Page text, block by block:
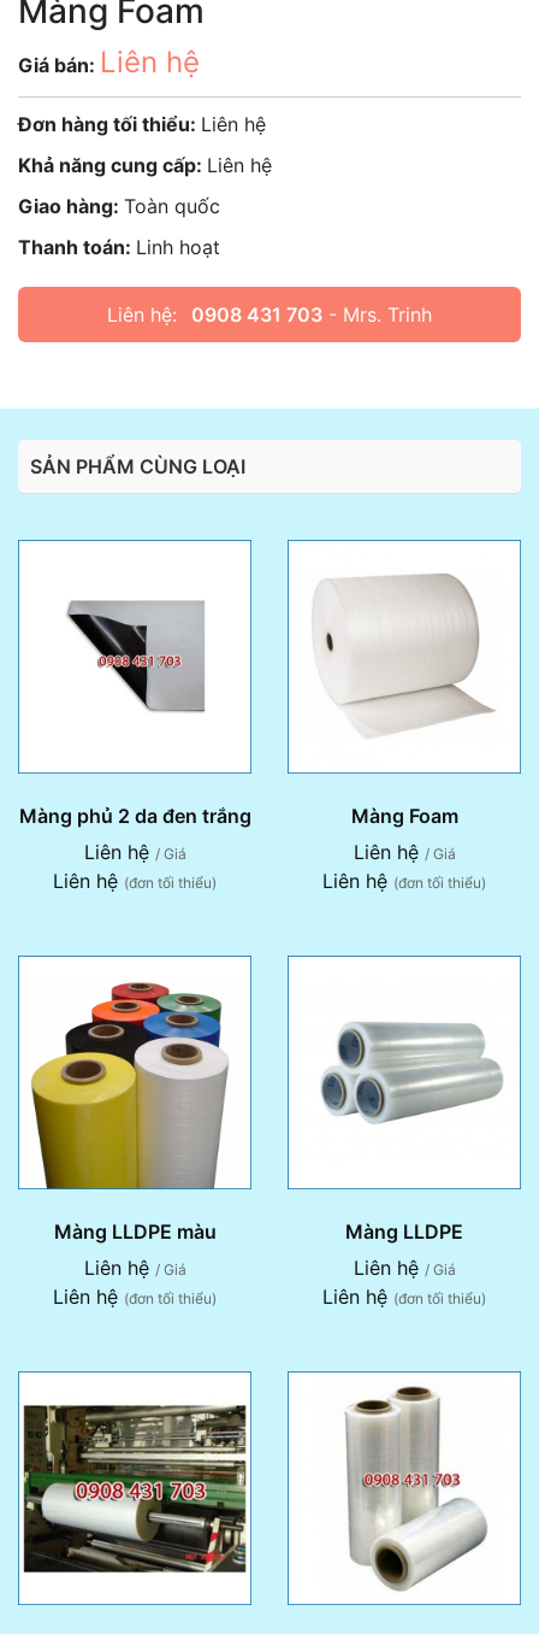
Màng Foam
Giá bán: Liên hệ
Đơn hàng tối thiểu: Liên hệ
Khả năng cung cấp: Liên hệ
Giao hàng: Toàn quốc
Thanh toán: Linh hoạt
Liên hệ: 0908 431 703 - Mrs. Trinh
SẢN PHẨM CÙNG LOẠI
Màng phủ 2 da đen trắng
Liên hệ / Giá
Liên hệ (đơn tối thiểu)
Màng Foam
Liên hệ / Giá
Liên hệ (đơn tối thiểu)
Màng LLDPE màu
Liên hệ / Giá
Liên hệ (đơn tối thiểu)
Màng LLDPE
Liên hệ / Giá
Liên hệ (đơn tối thiểu)